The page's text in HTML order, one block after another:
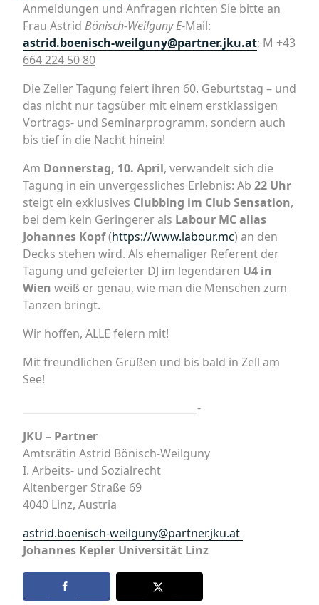
Anmeldungen und Anfragen richten Sie bitte an
Frau Astrid Bönisch-Weilguny E-Mail:
astrid.boenisch-weilguny@partner.jku.at; M +43
664 224 50 80
Die Zeller Tagung feiert ihren 60. Geburtstag – und
das nicht nur tagsüber mit einem erstklassigen
Vortrags- und Seminarprogramm, sondern auch
bis tief in die Nacht hinein!
Am Donnerstag, 10. April, verwandelt sich die
Tagung in ein unvergessliches Erlebnis: Ab 22 Uhr
steigt ein exklusives Clubbing im Club Sensation,
bei dem kein Geringerer als Labour MC alias
Johannes Kopf(https://www.labour.mc) an den
Decks stehen wird. Als ehemaliger Referent der
Tagung und gefeierter DJ im legendären U4 in
Wien weiß er genau, wie man die Menschen zum
Tanzen bringt.
Wir hoffen, ALLE feiern mit!
Mit freundlichen Grüßen und bis bald in Zell am
See!
___________________________________-
JKU – Partner
Amtsrätin Astrid Bönisch-Weilguny
I. Arbeits- und Sozialrecht
Altenberger Straße 69
4040 Linz, Austria
astrid.boenisch-weilguny@partner.jku.at
Johannes Kepler Universität Linz